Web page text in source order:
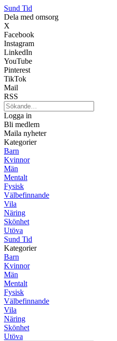
Sund Tid
Dela med omsorg
X
Facebook
Instagram
LinkedIn
YouTube
Pinterest
TikTok
Mail
RSS
Logga in
Bli medlem
Maila nyheter
Kategorier
Barn
Kvinnor
Män
Mentalt
Fysisk
Välbefinnande
Vila
Näring
Skönhet
Utöva
Sund Tid
Kategorier
Barn
Kvinnor
Män
Mentalt
Fysisk
Välbefinnande
Vila
Näring
Skönhet
Utöva